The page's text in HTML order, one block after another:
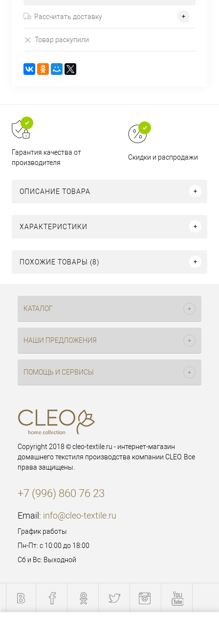
Рассчитать доставку
Товар раскупили
Гарантия качества от
производителя
Скидки и распродажи
ОПИСАНИЕ ТОВАРА
ХАРАКТЕРИСТИКИ
ПОХОЖИЕ ТОВАРЫ (8)
КАТАЛОГ
НАШИ ПРЕДЛОЖЕНИЯ
ПОМОЩЬ И СЕРВИСЫ
Copyright 2018 © cleo-textile.ru - интернет-магазин
домашнего текстиля производства компании CLEO. Все
права защищены.
+7 (996) 860 76 23
Email: info@cleo-textile.ru
График работы
Пн-Пт: с 10:00 до 18:00
Сб и Вс: Выходной